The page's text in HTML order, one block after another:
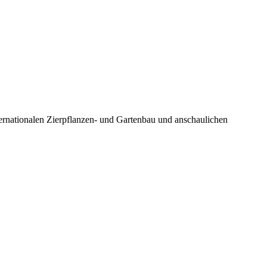
Zierpflanzen- und Gartenbau und anschaulichen